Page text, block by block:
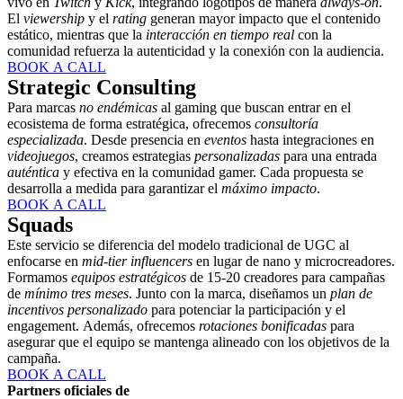
El viewership y el rating generan mayor impacto que el contenido
estático, mientras que la interacción en tiempo real con la
comunidad refuerza la autenticidad y la conexión con la audiencia.
BOOK A CALL
Strategic Consulting
Para marcas no endémicas al gaming que buscan entrar en el
ecosistema de forma estratégica, ofrecemos consultoría
especializada. Desde presencia en eventos hasta integraciones en
videojuegos, creamos estrategias personalizadas para una entrada
auténtica y efectiva en la comunidad gamer. Cada propuesta se
desarrolla a medida para garantizar el máximo impacto.
BOOK A CALL
Squads
Este servicio se diferencia del modelo tradicional de UGC al
enfocarse en mid-tier influencers en lugar de nano y microcreadores.
Formamos equipos estratégicos de 15-20 creadores para campañas
de mínimo tres meses. Junto con la marca, diseñamos un plan de
incentivos personalizado para potenciar la participación y el
engagement. Además, ofrecemos rotaciones bonificadas para
asegurar que el equipo se mantenga alineado con los objetivos de la
campaña.
BOOK A CALL
Partners oficiales de​